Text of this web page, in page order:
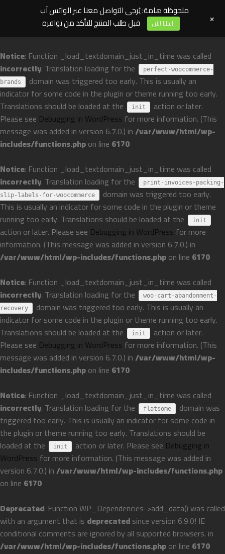
Notice: Function _load_textdomain_just_in_time was called
incorrectly. Translation loading for the
perfect-woocommerce-
brands
domain was triggered too early. This is usually an
indicator for some code in the plugin or theme running too early.
Translations should be loaded at the
init
action or later.
Please see Debugging in WordPress for more information. (This
message was added in version 6.7.0.) in/var/www/html/wp-
includes/functions.phpon line 6170
Notice: Function _load_textdomain_just_in_time was called
incorrectly. Translation loading for the
print-invoices-packing-
slip-labels-for-woocommerce
domain was triggered too early.
This is usually an indicator for some code in the plugin or theme
running too early. Translations should be loaded at the
init
action or later. Please see Debugging in WordPress for more
information. (This message was added in version 6.7.0.) in
/var/www/html/wp-includes/functions.phpon line 6170
Notice: Function _load_textdomain_just_in_time was called
incorrectly. Translation loading for the
woo-cart-abandonment-
recovery
domain was triggered too early. This is usually an
indicator for some code in the plugin or theme running too early.
Translations should be loaded at the
init
action or later.
Please see Debugging in WordPress for more information. (This
message was added in version 6.7.0.) in/var/www/html/wp-
includes/functions.phpon line 6170
Notice: Function _load_textdomain_just_in_time was called
incorrectly. Translation loading for the flatsome
domain was
triggered too early. This is usually an indicator for some code in
the plugin or theme running too early. Translations should be
loaded at the
init action or later. Please see Debugging in
WordPress for more information. (This message was added in
version 6.7.0.) in/var/www/html/wp-includes/functions.php
on line 6170
Deprecated: Function WP_Dependencies->add_data() was called
with an argument that is deprecatedsince version 6.9.0! IE
conditional comments are ignored by all supported browsers. in
/var/www/html/wp-includes/functions.phpon line 6170
ملحوظة هامة: يُرجى التواصل معنا عبر الواتس آب
قبل طلب المنتج للتأكد من توافره
راسلنا الآن +